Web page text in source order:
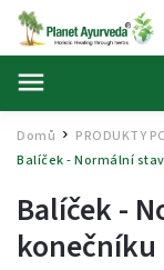
Domů / PRODUKTY
Balíček - Normální
Balíček -
konečníku